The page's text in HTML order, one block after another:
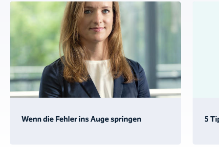
Wenn die Fehler ins Auge springen 5